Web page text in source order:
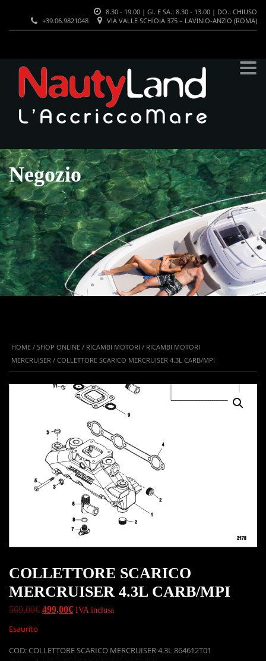
8.30 - 19.00 | GI. E SA.: 8.30 - 13.00 | DO.: CHIUSO
VIA VALLE SCHIOIA 375 – LAVINIO-ANZIO (ROMA)
+39.06.9821048
Negozio
HOME / SHOP ONLINE / RICAMBI MOTORI / RICAMBI MOTORI
MERCRUISER / COLLETTORE SCARICO MERCRUISER 4.3L CARB/MPI
COLLETTORE SCARICO
MERCRUISER 4.3L CARB/MPI
569,00€ 499,00€ IVA inclusa
Esaurito
COD:COLLETTORE SCARICO MERCRUISER 4.3L 864612T01